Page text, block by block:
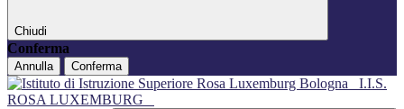
Chiudi
Conferma
Annulla Conferma
I.I.S.
ROSA LUXEMBURG